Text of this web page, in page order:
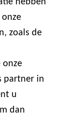
hebben
zoals de
onze
partner in
u
dan